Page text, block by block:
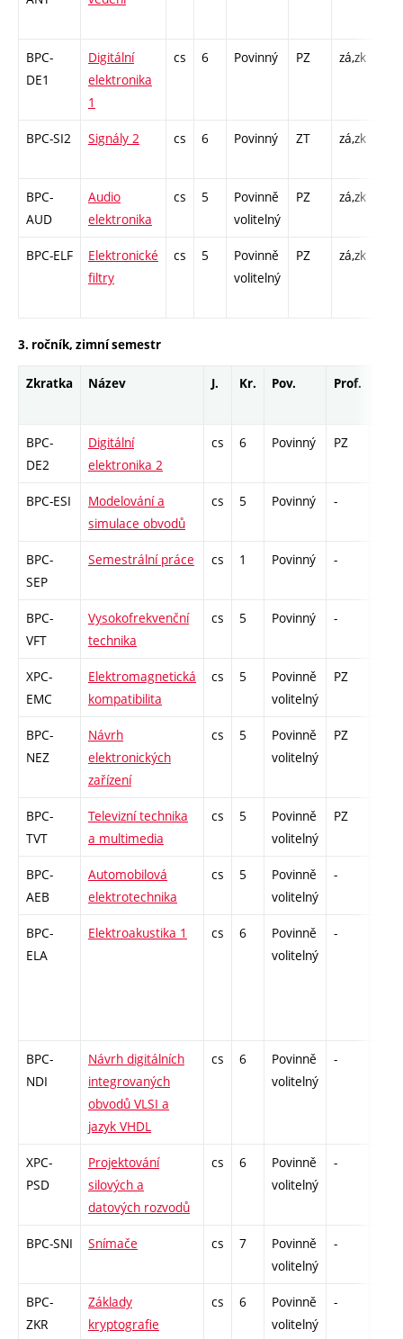
BPC-
DE1
Digitální
elektronika
1
cs 6 Povinný PZ zá,zk
BPC-SI2 Signály 2 cs 6 Povinný ZT zá,zk
BPC-
AUD
Audio
elektronika
cs 5
Povinně
volitelný
PZ zá,zk
BPC-ELF
Elektronické
filtry
cs 5
Povinně
volitelný
PZ zá,zk
3. ročník, zimní semestr
Zkratka Název J. Kr. Pov. Prof.
BPC-
DE2
Digitální
elektronika 2
cs 6 Povinný PZ
BPC-ESI
Modelování a
simulace obvodů
cs 5 Povinný -
BPC-
SEP
Semestrální práce cs 1 Povinný -
BPC-
VFT
Vysokofrekvenční
technika
cs 5 Povinný -
XPC-
EMC
Elektromagnetická
kompatibilita
cs 5
Povinně
volitelný
PZ
BPC-
NEZ
Návrh
elektronických
zařízení
cs 5
Povinně
volitelný
PZ
BPC-
TVT
Televizní technika
a multimedia
cs 5
Povinně
volitelný
PZ
BPC-
AEB
Automobilová
elektrotechnika
cs 5
Povinně
volitelný
-
BPC-
ELA
Elektroakustika 1 cs 6
Povinně
volitelný
-
BPC-
NDI
Návrh digitálních
integrovaných
obvodů VLSI a
jazyk VHDL
cs 6
Povinně
volitelný
-
XPC-
PSD
Projektování
silových a
datových rozvodů
cs 6
Povinně
volitelný
-
BPC-SNI Snímače cs 7
Povinně
volitelný
-
BPC-
ZKR
Základy
kryptografie
cs 6
Povinně
volitelný
-